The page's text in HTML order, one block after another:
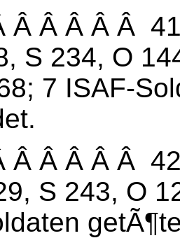
Â Â Â Â Â
S 234, O
7 ISAF-
Â Â Â Â Â
S 243, O